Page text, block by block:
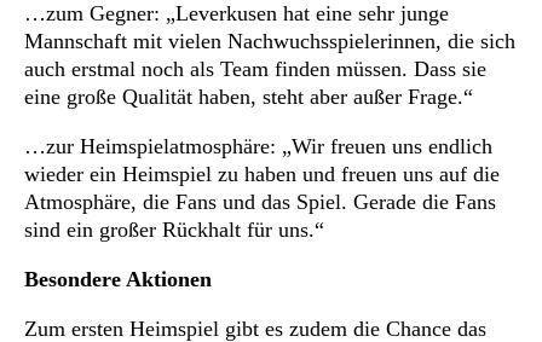
…zum Gegner: „Leverkusen hat eine sehr junge
Mannschaft mit vielen Nachwuchsspielerinnen, die sich
auch erstmal noch als Team finden müssen. Dass sie
eine große Qualität haben, steht aber außer Frage.“
…zur Heimspielatmosphäre: „Wir freuen uns endlich
wieder ein Heimspiel zu haben und freuen uns auf die
Atmosphäre, die Fans und das Spiel. Gerade die Fans
sind ein großer Rückhalt für uns.“
Besondere Aktionen
Zum ersten Heimspiel gibt es zudem die Chance das